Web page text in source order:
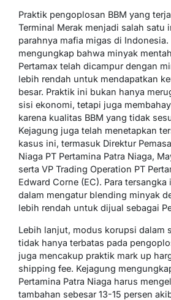
Praktik pengoplosan BBM yang
Terminal Merak menjadi salah satu
parahnya mafia migas di Indonesia.
mengungkap bahwa minyak
Pertamax telah dicampur dengan
lebih rendah untuk mendapatkan
besar. Praktik ini bukan hanya
sisi ekonomi, tetapi juga
karena kualitas BBM yang tidak
Kejagung juga telah menetapkan
kasus ini, termasuk Direktur
Niaga PT Pertamina Patra Niaga,
serta VP Trading Operation PT
Edward Corne (EC). Para
dalam mengatur blending minyak
lebih rendah untuk dijual sebagai
Lebih lanjut, modus korupsi dalam
tidak hanya terbatas pada
juga mencakup praktik mark up
shipping fee. Kejagung
Pertamina Patra Niaga harus
tambahan sebesar 13-15 persen